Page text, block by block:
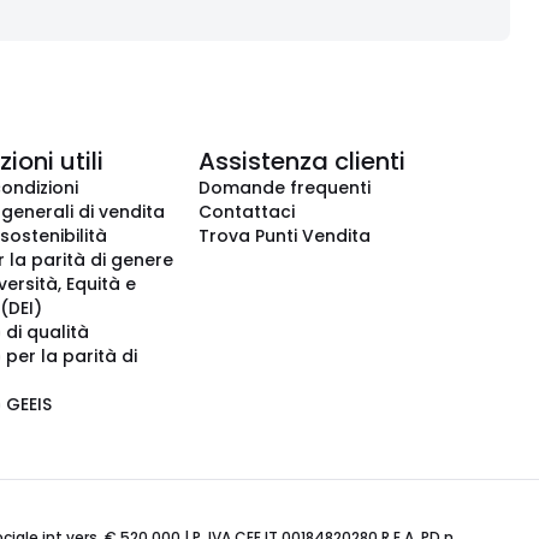
utili
di vendita
la parità di genere
Equità e
qualità
per la parità di
Assistenza clienti
Domande frequenti
Contattaci
Trova Punti Vendita